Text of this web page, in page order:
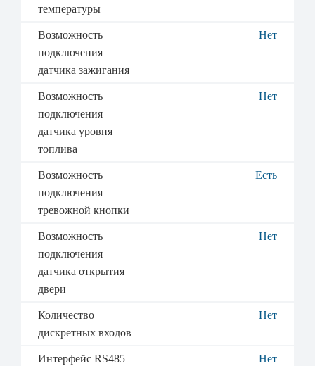
температуры
Возможность
подключения
датчика зажигания
Нет
Возможность
подключения
датчика уровня
топлива
Нет
Возможность
подключения
тревожной кнопки
Есть
Возможность
подключения
датчика открытия
двери
Нет
Количество
дискретных входов
Нет
Интерфейс RS485 Нет